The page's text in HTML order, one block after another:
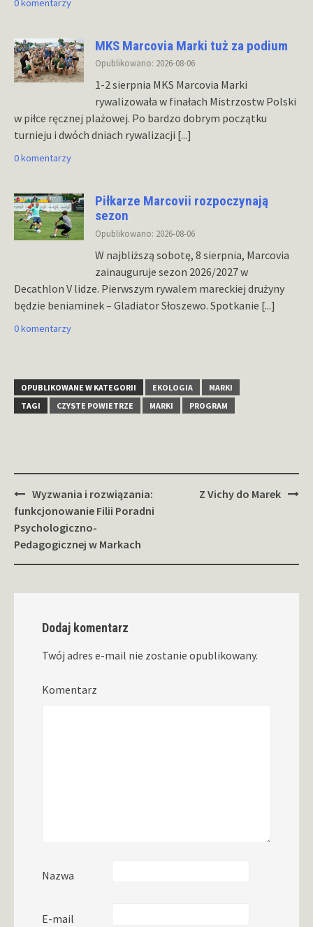
0 komentarzy
MKS Marcovia Marki tuż za podium
Opublikowano: 2026-08-06
1-2 sierpnia MKS Marcovia Marki
rywalizowała w finałach Mistrzostw Polski
w piłce ręcznej plażowej. Po bardzo dobrym początku
turnieju i dwóch dniach rywalizacji [...]
0 komentarzy
Piłkarze Marcovii rozpoczynają
sezon
Opublikowano: 2026-08-06
W najbliższą sobotę, 8 sierpnia, Marcovia
zainauguruje sezon 2026/2027 w
Decathlon V lidze. Pierwszym rywalem mareckiej drużyny
będzie beniaminek – Gladiator Słoszewo. Spotkanie [...]
0 komentarzy
OPUBLIKOWANE W KATEGORII EKOLOGIA
MARKI
TAGI
CZYSTE POWIETRZE MARKI PROGRAM
Zobacz
wpisy
Wyzwania i rozwiązania:
funkcjonowanie Filii Poradni
Psychologiczno-
Pedagogicznej w Markach
Z Vichy do Marek
Dodaj komentarz
Twój adres e-mail nie zostanie opublikowany.
Komentarz
Nazwa
E-mail